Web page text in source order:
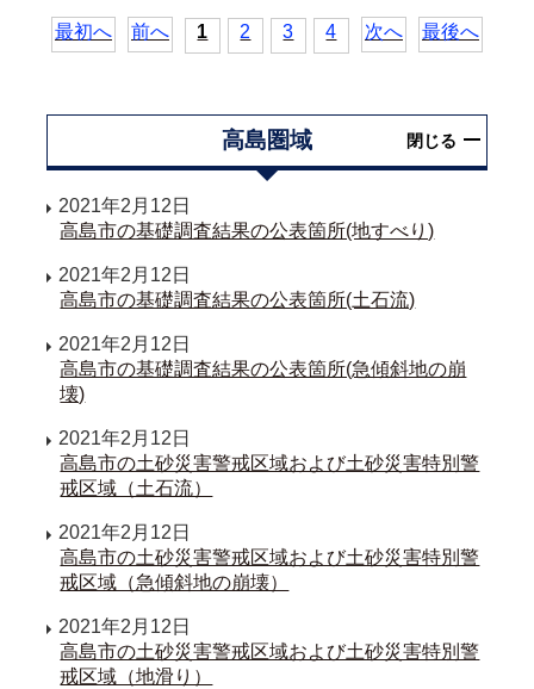
最初へ 前へ 1 2 3 4 次へ 最後へ
高島圏域 閉じる
2021年2月12日
高島市の基礎調査結果の公表箇所(地すべり)
2021年2月12日
高島市の基礎調査結果の公表箇所(土石流)
2021年2月12日
高島市の基礎調査結果の公表箇所(急傾斜地の崩
壊)
2021年2月12日
高島市の土砂災害警戒区域および土砂災害特別警
戒区域（土石流）
2021年2月12日
高島市の土砂災害警戒区域および土砂災害特別警
戒区域（急傾斜地の崩壊）
2021年2月12日
高島市の土砂災害警戒区域および土砂災害特別警
戒区域（地滑り）